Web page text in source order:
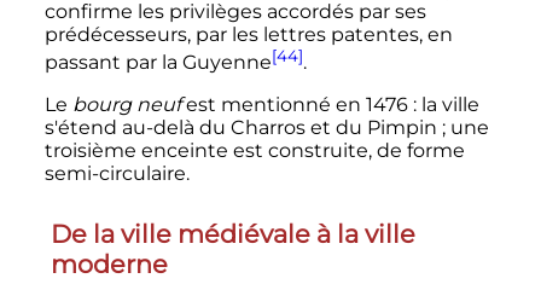
confirme les privilèges accordés par ses
prédécesseurs, par les lettres patentes, en
passant par la Guyenne[44].
Le bourg neufest mentionné en 1476 : la ville
s'étend au-delà du Charros et du Pimpin ; une
troisième enceinte est construite, de forme
semi-circulaire.
De la ville médiévale à la ville
moderne